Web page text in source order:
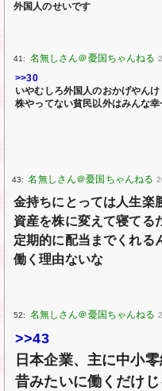
外国人のせいです
41:
>>30
いやむしろ外国人のおかげやんけ
株やってない貧民以外はみんな幸
43:
金持ちにとっては人生楽
資産を株に変えて寝てる
定期的に配当までくれる
働く理由ないな
52:
>>43
日本企業、主に中小
昔みたいに働くだけ